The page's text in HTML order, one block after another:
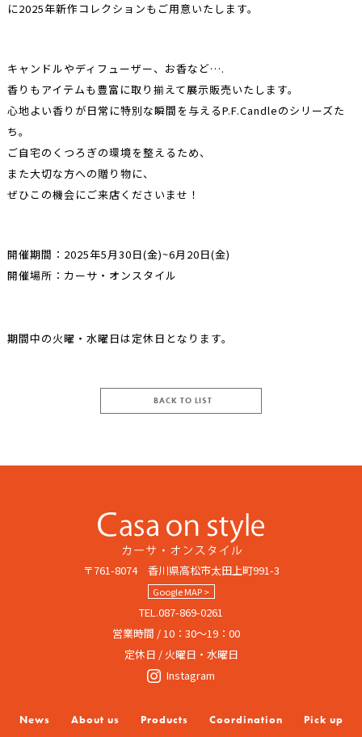
に2025年新作コレクションもご用意いたします。
キャンドルやディフューザー、お香など….
香りもアイテムも豊富に取り揃えて展示販売いたします。
心地よい香りが日常に特別な瞬間を与えるP.F.Candleのシリーズた
ち。
ご自宅のくつろぎの環境を整えるため、
また大切な方への贈り物に、
ぜひこの機会にご来店くださいませ！
開催期間：2025年5月30日(金)~6月20日(金)
開催場所：カーサ・オンスタイル
期間中の火曜・水曜日は定休日となります。
BACK TO LIST
〒761-8074 香川県高松市太田上町991-3
Google MAP >
TEL.087-869-0261
営業時間 / 10：30～19：00
定休日 / 火曜日・水曜日
Instagram
News About us Products Coordination Pick up